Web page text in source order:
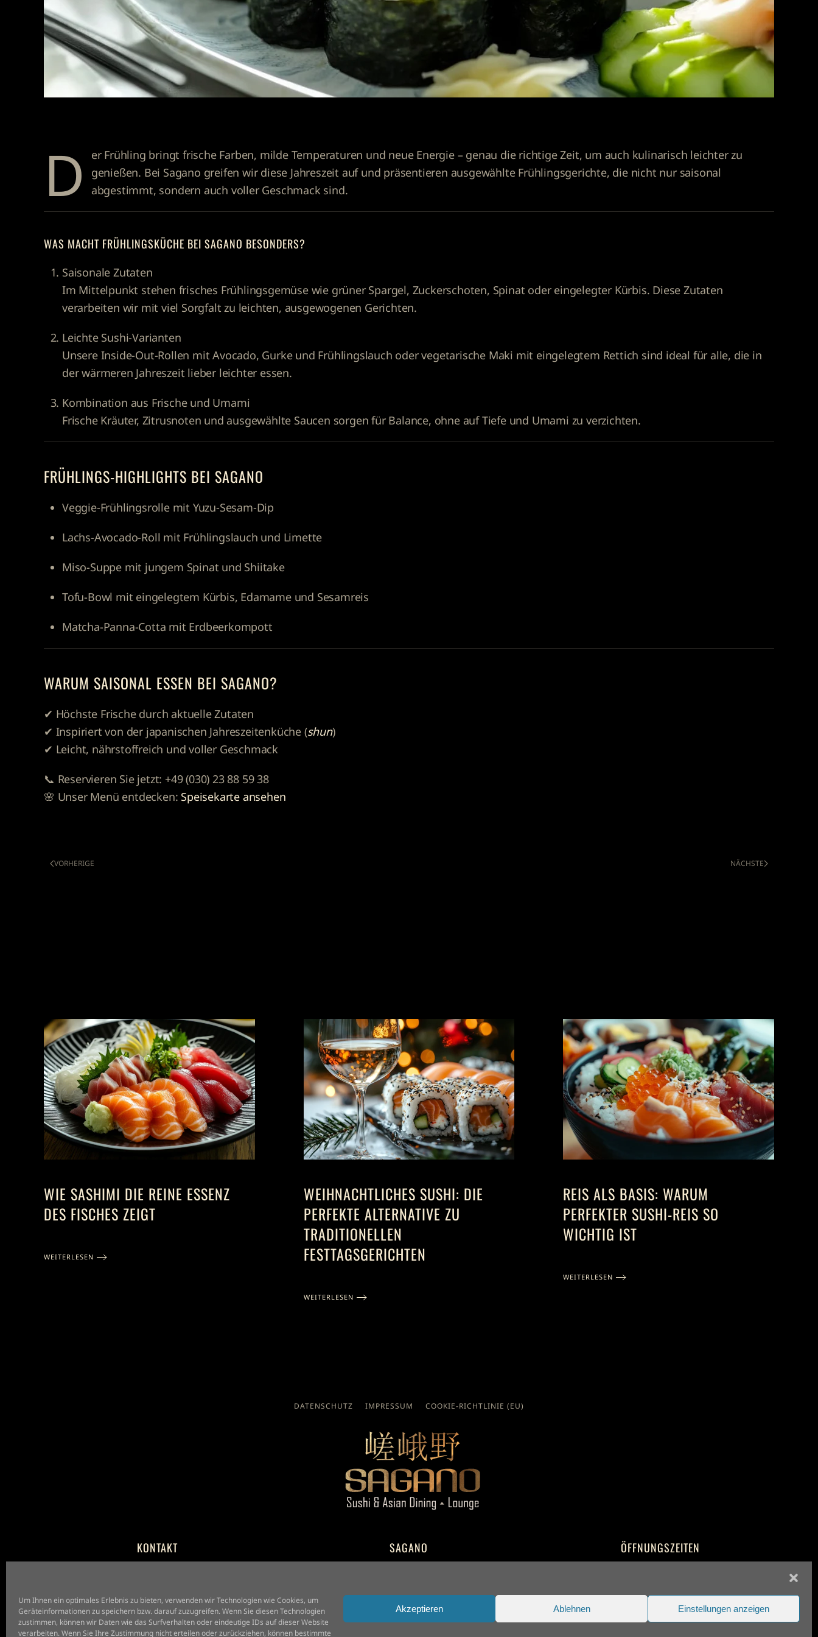
Um Ihnen ein optimales Erlebnis zu bieten, verwenden wir Technologien wie Cookies, um
Geräteinformationen zu speichern bzw. darauf zuzugreifen. Wenn Sie diesen Technologien
zustimmen, können wir Daten wie das Surfverhalten oder eindeutige IDs auf dieser Website
verarbeiten. Wenn Sie Ihre Zustimmung nicht erteilen oder zurückziehen, können bestimmte
Akzeptieren Ablehnen Einstellungen anzeigen
D
er Frühling bringt frische Farben, milde Temperaturen und neue Energie – genau die richtige Zeit, um auch kulinarisch leichter zu
genießen. Bei Sagano greifen wir diese Jahreszeit auf und präsentieren ausgewählte Frühlingsgerichte, die nicht nur saisonal
abgestimmt, sondern auch voller Geschmack sind.
WAS MACHT FRÜHLINGSKÜCHE BEI SAGANO BESONDERS?
Saisonale Zutaten
Im Mittelpunkt stehen frisches Frühlingsgemüse wie grüner Spargel, Zuckerschoten, Spinat oder eingelegter Kürbis. Diese Zutaten
verarbeiten wir mit viel Sorgfalt zu leichten, ausgewogenen Gerichten.
Leichte Sushi-Varianten
Unsere Inside-Out-Rollen mit Avocado, Gurke und Frühlingslauch oder vegetarische Maki mit eingelegtem Rettich sind ideal für alle, die in
der wärmeren Jahreszeit lieber leichter essen.
Kombination aus Frische und Umami
Frische Kräuter, Zitrusnoten und ausgewählte Saucen sorgen für Balance, ohne auf Tiefe und Umami zu verzichten.
FRÜHLINGS-HIGHLIGHTS BEI SAGANO
Veggie-Frühlingsrolle mit Yuzu-Sesam-Dip
Lachs-Avocado-Roll mit Frühlingslauch und Limette
Miso-Suppe mit jungem Spinat und Shiitake
Tofu-Bowl mit eingelegtem Kürbis, Edamame und Sesamreis
Matcha-Panna-Cotta mit Erdbeerkompott
WARUM SAISONAL ESSEN BEI SAGANO?
✔ Höchste Frische durch aktuelle Zutaten
✔ Inspiriert von der japanischen Jahreszeitenküche (shun)
✔ Leicht, nährstoffreich und voller Geschmack
📞 Reservieren Sie jetzt: +49 (030) 23 88 59 38
🌸 Unser Menü entdecken: Speisekarte ansehen
VORHERIGE NÄCHSTE
WIE SASHIMI DIE REINE ESSENZ
DES FISCHES ZEIGT
WEITERLESEN
WEIHNACHTLICHES SUSHI: DIE
PERFEKTE ALTERNATIVE ZU
TRADITIONELLEN
FESTTAGSGERICHTEN
WEITERLESEN
REIS ALS BASIS: WARUM
PERFEKTER SUSHI-REIS SO
WICHTIG IST
WEITERLESEN
DATENSCHUTZ IMPRESSUM COOKIE-RICHTLINIE (EU)
KONTAKT SAGANO ÖFFNUNGSZEITEN